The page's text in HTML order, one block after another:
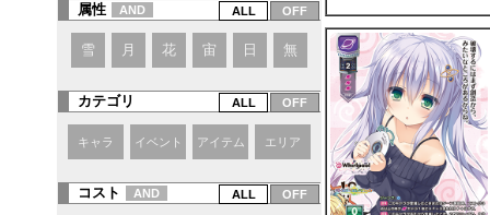
属性 AND
雪 月 花 宙 日 無
カテゴリ
キャラ イベント アイテム エリア
コスト AND